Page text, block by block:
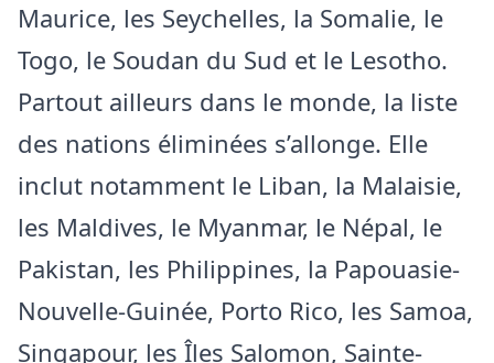
Maurice, les Seychelles, la Somalie, le
Togo, le Soudan du Sud et le Lesotho.
Partout ailleurs dans le monde, la liste
des nations éliminées s’allonge. Elle
inclut notamment le Liban, la Malaisie,
les Maldives, le Myanmar, le Népal, le
Pakistan, les Philippines, la Papouasie-
Nouvelle-Guinée, Porto Rico, les Samoa,
Singapour, les Îles Salomon, Sainte-